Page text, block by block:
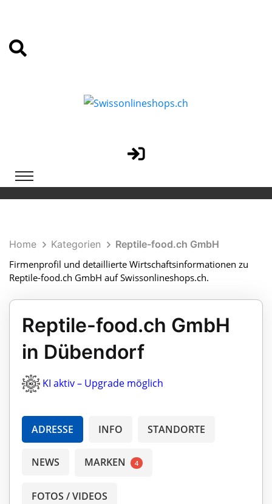
Home Kategorien
Reptile-food.ch GmbH
Firmenprofil und detaillierte Wirtschaftsinformationen zu
Reptile-food.ch GmbH auf Swissonlineshops.ch.
Reptile-food.ch GmbH
in Dübendorf
KI aktiv – Upgrade möglich
ADRESSE INFO STANDORTE
NEWS MARKEN 4
FOTOS / VIDEOS